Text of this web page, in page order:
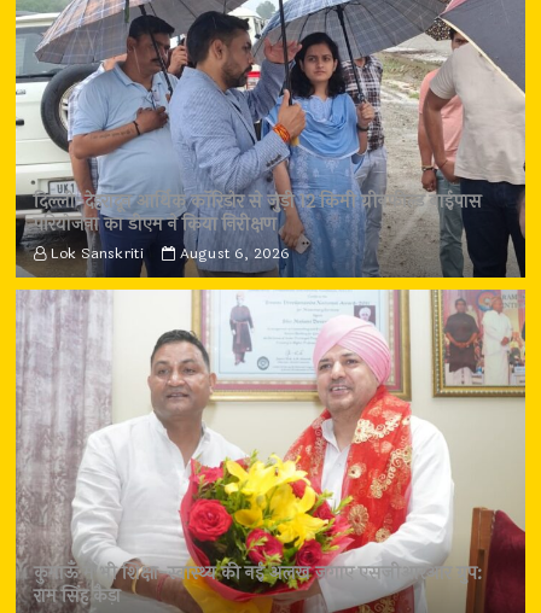
दिल्ली-देहरादून आर्थिक कॉरिडोर से जुड़ी 12 किमी ग्रीनफील्ड बाईपास
परियोजना का डीएम ने किया निरीक्षण
Lok Sanskriti August 6, 2026
कुमाऊँ में भी शिक्षा-स्वास्थ्य की नई अलख जगाए एसजीआरआर ग्रुप:
राम सिंह कैड़ा